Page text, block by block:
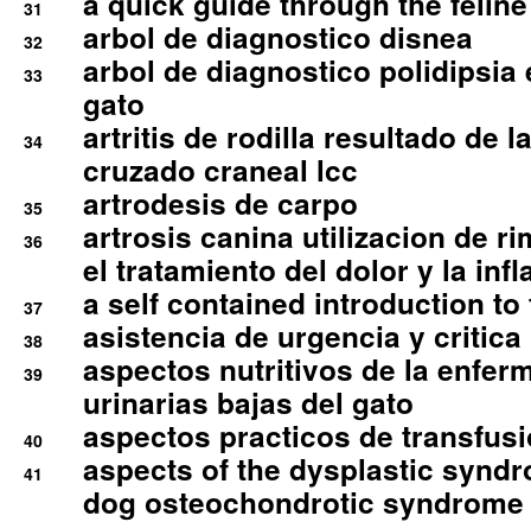
31
32 arbol de diagnostico disnea
33
arbol de diagnostico polidipsia
gato
34
artritis de rodilla resultado de
cruzado craneal lcc
35 artrodesis de carpo
36
artrosis canina utilizacion de
el tratamiento del dolor y la
37 a self contained introduction
38 asistencia de urgencia y
39
aspectos nutritivos de la
urinarias bajas del gato
40 aspectos practicos de
41
aspects of the dysplastic
dog osteochondrotic syndrome